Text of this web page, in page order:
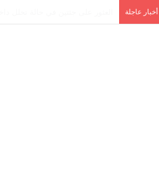
أخبار عاجلة